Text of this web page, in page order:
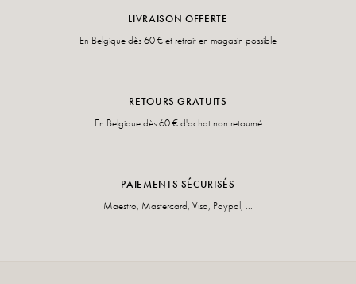
LIVRAISON OFFERTE
En Belgique dès 60 € et retrait en magasin possible
RETOURS GRATUITS
En Belgique dès 60 € d'achat non retourné
PAIEMENTS SÉCURISÉS
Maestro, Mastercard, Visa, Paypal, ...